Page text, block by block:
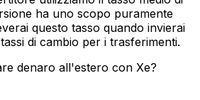
ha uno scopo puramente
questo tasso quando invierai
di cambio per i trasferimenti.
denaro all'estero con Xe?